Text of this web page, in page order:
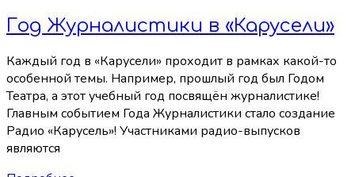
Год Журналистики в «Карусели»
Каждый год в «Карусели» проходит в рамках какой-то
особенной темы. Например, прошлый год был Годом
Театра, а этот учебный год посвящён журналистике!
Главным событием Года Журналистики стало создание
Радио «Карусель»! Участниками радио-выпусков
являются